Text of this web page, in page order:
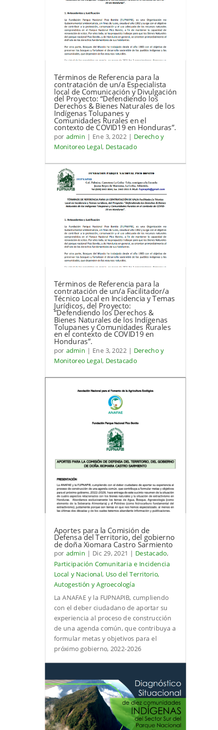
Términos de Referencia para la
contratación de un/a Especialista
local de Comunicación y Divulgación
del Proyecto: “Defendiendo los
Derechos & Bienes Naturales de los
Indígenas Tolupanes y
Comunidades Rurales en el
contexto de COVID19 en Honduras”.
por admin | Ene 3, 2022| Derecho y
Monitoreo Legal, Destacado
Términos de Referencia para la
contratación de un/a Facilitador/a
Técnico Local en Incidencia y Temas
Jurídicos, del Proyecto:
“Defendiendo los Derechos &
Bienes Naturales de los Indígenas
Tolupanes y Comunidades Rurales
en el contexto de COVID19 en
Honduras”.
por admin | Ene 3, 2022| Derecho y
Monitoreo Legal, Destacado
Aportes para la Comisión de
Defensa del Territorio, del gobierno
de doña Xiomara Castro Sarmiento
por admin | Dic 29, 2021 | Destacado,
Participación Comunitaria e Incidencia
Local y Nacional, Uso del Territorio,
Autogestión y Agroecología
La ANAFAE y la FUPNAPIB, cumpliendo
con el deber ciudadano de aportar su
experiencia al proceso de construcción
de una agenda común, que contribuya a
formular metas y objetivos para el
próximo gobierno, 2022-2026